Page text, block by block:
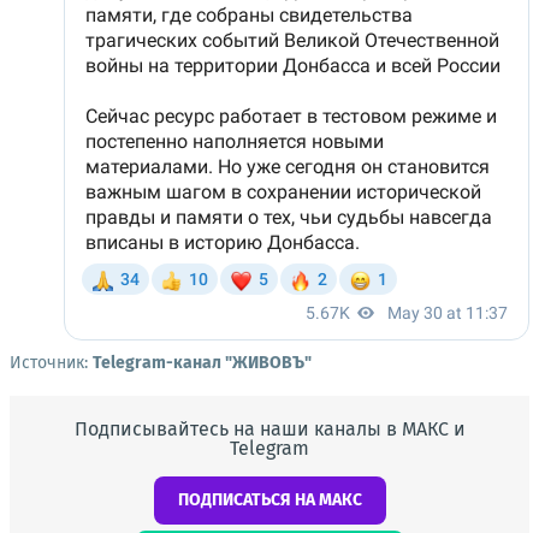
Источник: Telegram-канал "ЖИВОВЪ"
Подписывайтесь на наши каналы в МАКС и
Telegram
ПОДПИСАТЬСЯ НА МАКС